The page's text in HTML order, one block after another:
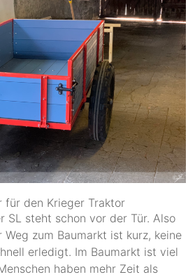
für den Krieger Traktor
SL steht schon vor der Tür. Also
Weg zum Baumarkt ist kurz, keine
erledigt. Im Baumarkt ist viel
haben mehr Zeit als